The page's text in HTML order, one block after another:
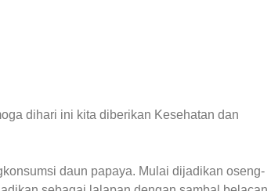
dihari ini kita diberikan Kesehatan dan
daun papaya. Mulai dijadikan oseng-